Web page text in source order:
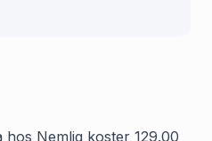
hos Nemlig koster 129.00